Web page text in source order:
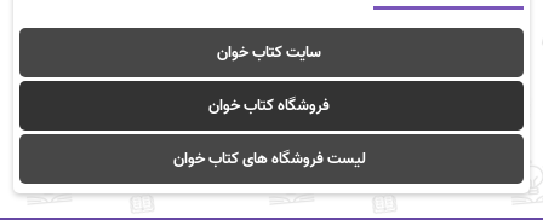
سایت کتاب خوان
فروشگاه کتاب خوان
لیست فروشگاه های کتاب خوان